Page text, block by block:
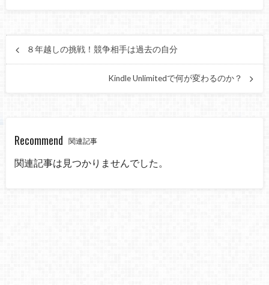
８年越しの挑戦！競争相手は過去の自分
Kindle Unlimitedで何が変わるのか？
Recommend 関連記事
関連記事は見つかりませんでした。